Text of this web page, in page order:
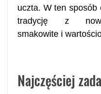
uczta. W ten sposób
tradycję z
smakowite i
Najczęściej